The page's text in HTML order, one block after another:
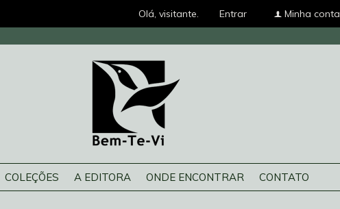
Olá, visitante. Entrar f Minha conta
COLEÇÕES A EDITORA ONDE ENCONTRAR CONTATO